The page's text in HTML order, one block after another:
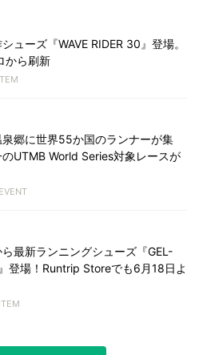
ューズ『WAVE RIDER 30』登場。
から刷新
郷に世界55か国のランナーが集
UTMB World Series対象レースが
EVENT
最新ランニングシューズ『GEL-
登場！Runtrip Storeでも6月18日よ
ITEM